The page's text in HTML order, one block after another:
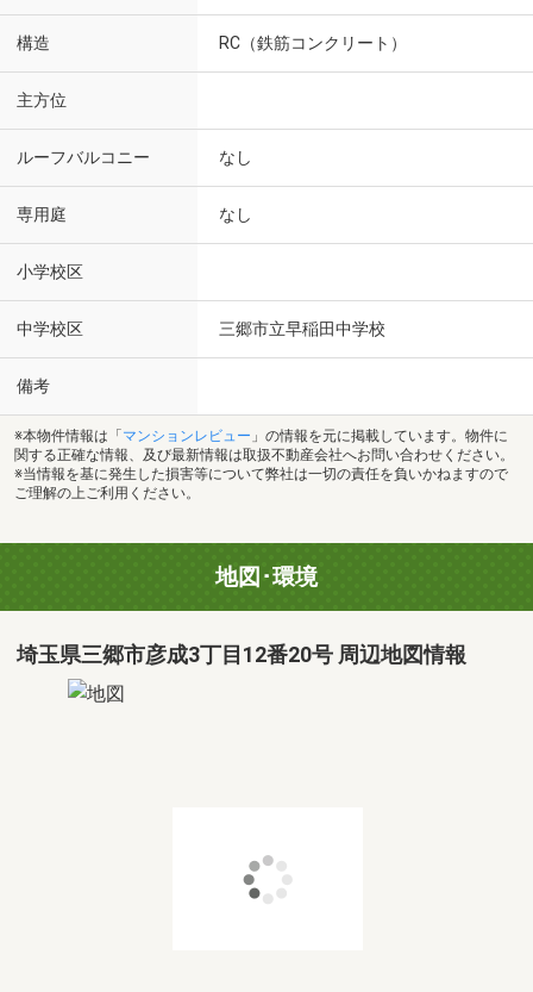
構造 RC（鉄筋コンクリート）
主方位
ルーフバルコニー なし
専用庭 なし
小学校区
中学校区 三郷市立早稲田中学校
備考
※本物件情報は「 マンションレビュー 」の情報を元に掲載しています。物件に
関する正確な情報、及び最新情報は取扱不動産会社へお問い合わせください。
※当情報を基に発生した損害等について弊社は一切の責任を負いかねますので
ご理解の上ご利用ください。
地図･環境
埼玉県三郷市彦成3丁目12番20号 周辺地図情報